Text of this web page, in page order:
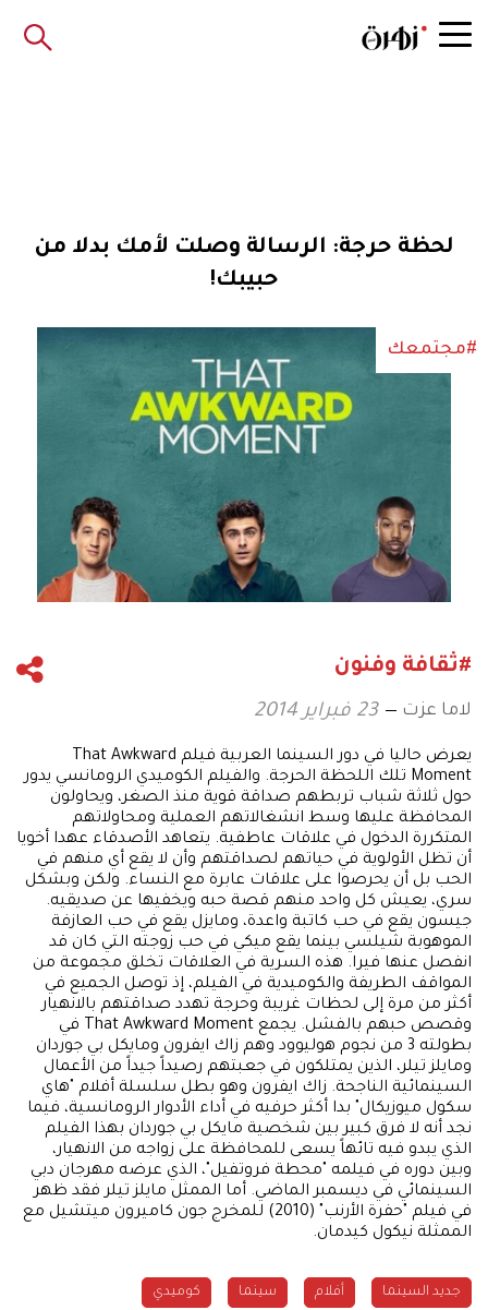
لحظة حرجة: الرسالة وصلت لأمك بدلا من
حبيبك!
#مجتمعك
#ثقافة وفنون
لاما عزت 23 فبراير 2014
يعرض حاليا في دور السينما العربية فيلم That Awkward
Moment تلك اللحظة الحرجة. والفيلم الكوميدي الرومانسي يدور
حول ثلاثة شباب تربطهم صداقة قوية منذ الصغر، ويحاولون
المحافظة عليها وسط انشغالاتهم العملية ومحاولاتهم
المتكررة الدخول في علاقات عاطفية. يتعاهد الأصدقاء عهدا أخويا
أن تظل الأولوية في حياتهم لصداقتهم وأن لا يقع أي منهم في
الحب بل أن يحرصوا على علاقات عابرة مع النساء. ولكن وبشكل
سري، يعيش كل واحد منهم قصة حبه ويخفيها عن صديقيه.
جيسون يقع في حب كاتبة واعدة، ومايزل يقع في حب العازفة
الموهوبة شيلسي بينما يقع ميكي في حب زوجته التي كان قد
انفصل عنها فيرا. هذه السرية في العلاقات تخلق مجموعة من
المواقف الطريفة والكوميدية في الفيلم، إذ توصل الجميع في
أكثر من مرة إلى لحظات غريبة وحرجة تهدد صداقتهم بالانهيار
وقصص حبهم بالفشل. يجمع That Awkward Moment في
بطولته 3 من نجوم هوليوود وهم زاك ايفرون ومايكل بي جوردان
ومايلز تيلر، الذين يمتلكون في جعبتهم رصيداً جيداً من الأعمال
السينمائية الناجحة. زاك ايفرون وهو بطل سلسلة أفلام "هاي
سكول ميوزيكال" بدا أكثر حرفيه في أداء الأدوار الرومانسية، فيما
نجد أنه لا فرق كبير بين شخصية مايكل بي جوردان بهذا الفيلم
الذي يبدو فيه تائهاً يسعى للمحافظة على زواجه من الانهيار،
وبين دوره في فيلمه "محطة فروتفيل"، الذي عرضه مهرجان دبي
السينمائي في ديسمبر الماضي. أما الممثل مايلز تيلر فقد ظهر
في فيلم "حفرة الأرنب" (2010) للمخرج جون كاميرون ميتشيل مع
الممثلة نيكول كيدمان.
جديد السينما أفلام سينما كوميدي